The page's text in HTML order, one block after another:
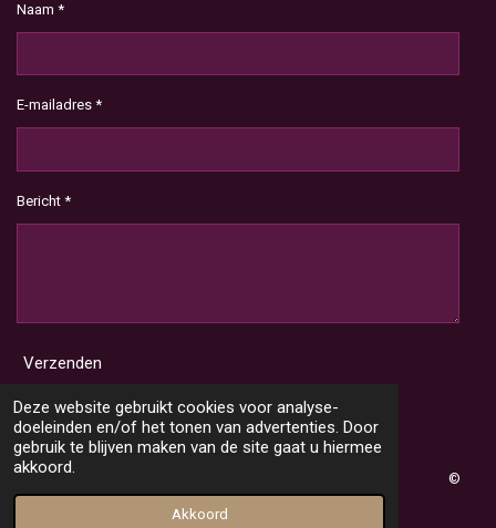
Deze website gebruikt cookies voor analyse-
doeleinden en/of het tonen van advertenties. Door
gebruik te blijven maken van de site gaat u hiermee
akkoord.
Akkoord
Naam *
E-mailadres *
Bericht *
Verzenden
©
2020 Jouw2dekans